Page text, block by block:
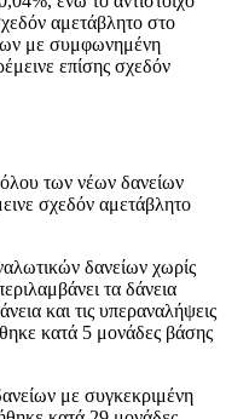
αμετάβλητο στο
με συμφωνημένη
επίσης σχεδόν
των νέων δανείων
σχεδόν αμετάβλητο
δανείων χωρίς
τα δάνεια
και τις υπεραναλήψεις
κατά 5 μονάδες βάσης
με συγκεκριμένη